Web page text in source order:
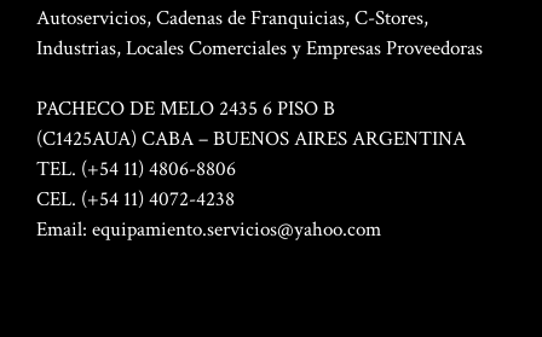
Autoservicios, Cadenas de Franquicias, C-Stores,
Industrias, Locales Comerciales y Empresas Proveedoras
PACHECO DE MELO 2435 6 PISO B
(C1425AUA) CABA – BUENOS AIRES ARGENTINA
TEL. (+54 11) 4806-8806
CEL. (+54 11) 4072-4238
Email: equipamiento.servicios@yahoo.com